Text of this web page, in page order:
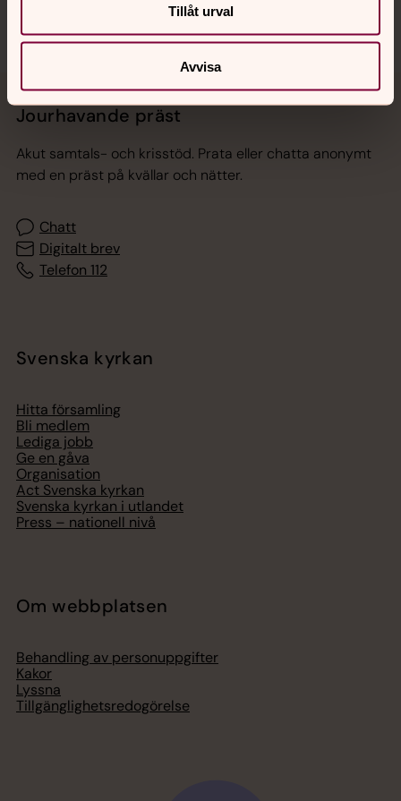
Tillåt urval
Avvisa
Jourhavande präst
Akut samtals- och krisstöd. Prata eller chatta anonymt
med en präst på kvällar och nätter.
Chatt
Digitalt brev
Telefon 112
Svenska kyrkan
Hitta församling
Bli medlem
Lediga jobb
Ge en gåva
Organisation
Act Svenska kyrkan
Svenska kyrkan i utlandet
Press – nationell nivå
Om webbplatsen
Behandling av personuppgifter
Kakor
Lyssna
Tillgänglighetsredogörelse